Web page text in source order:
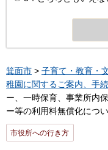
箕面市 > 子育て・教育・
稚園に関するご案内、手
ー、一時保育、事業所内
ー等の利用料無償化につ
市役所への行き方